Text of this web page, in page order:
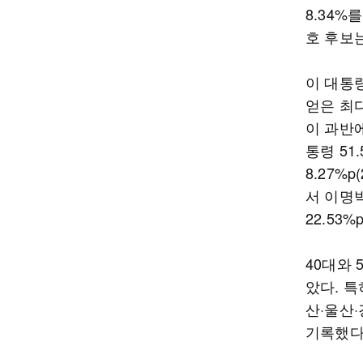
8.34%
호 후보
이 대통
얻은 최
이 과반
통령
서 이명
40대와
았다.
산·울산
기록했